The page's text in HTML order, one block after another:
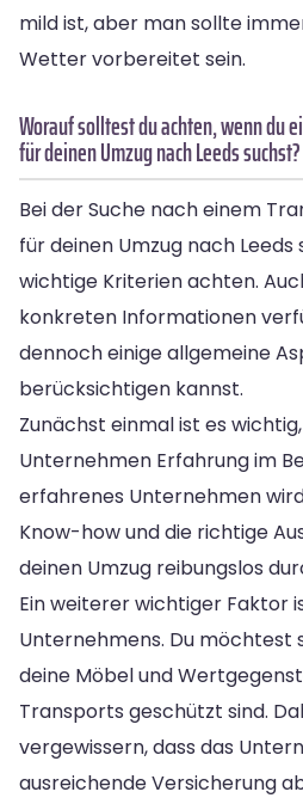
mild ist, aber man sollte
Wetter vorbereitet sein.
Worauf solltest du achten, wenn du
für deinen Umzug nach Leeds suchst?
Bei der Suche nach einem
für deinen Umzug nach
wichtige Kriterien achten.
konkreten Informationen
dennoch einige allgemeine
berücksichtigen kannst.
Zunächst einmal ist es
Unternehmen Erfahrung im
erfahrenes Unternehmen
Know-how und die richtige
deinen Umzug reibungslos
Ein weiterer wichtiger Faktor
Unternehmens. Du möchtest
deine Möbel und
Transports geschützt sind.
vergewissern, dass das
ausreichende Versicherung